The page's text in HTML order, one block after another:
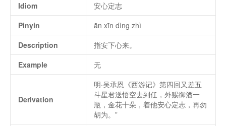
Idiom
安心定志
Pinyin
ān xīn dìng zhì
Description
指安下心来。
Example
无
Derivation
明·吴承恩《西游记》第四回又差五
斗星君送悟空去到任，外赐御酒一
瓶，金花十朵，着他安心定志，再勿
胡为。”